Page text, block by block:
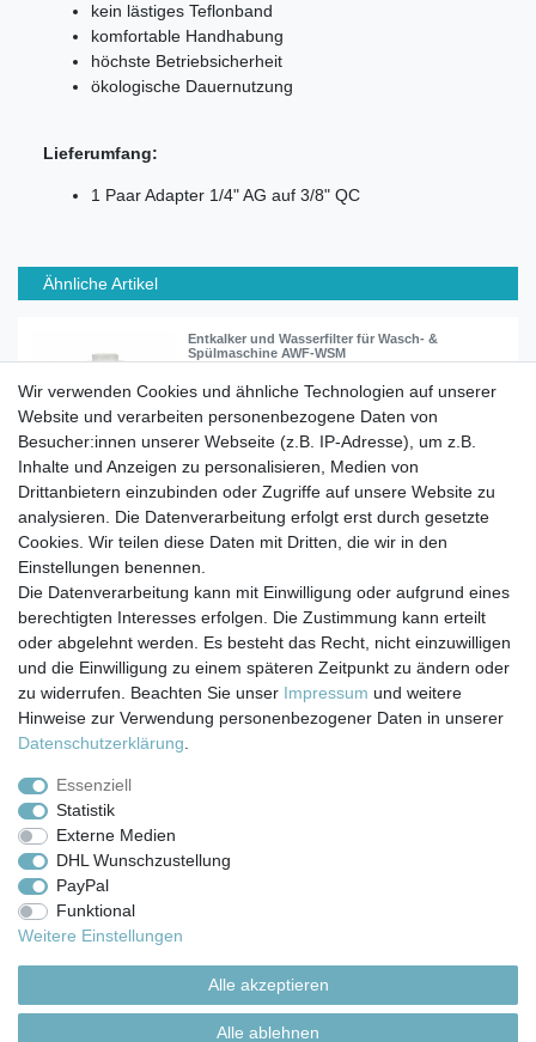
kein lästiges Teflonband
komfortable Handhabung
höchste Betriebsicherheit
ökologische Dauernutzung
Lieferumfang:
1 Paar Adapter 1/4" AG auf 3/8" QC
Ähnliche Artikel
Entkalker und Wasserfilter für Wasch- &
Spülmaschine AWF-WSM
17,90 € *
In den Warenkorb
*inkl. ges. MwSt.zzgl. Versandkosten
Impressum Daten­schutz­erklärung AGB
Barrierefreiheitserklärung Widerrufs­recht
Versand- & Zahlungsbedingungen
Wir verwenden Cookies und ähnliche Technologien auf unserer
Website und verarbeiten personenbezogene Daten von
Besucher:innen unserer Webseite (z.B. IP-Adresse), um z.B.
Inhalte und Anzeigen zu personalisieren, Medien von
Drittanbietern einzubinden oder Zugriffe auf unsere Website zu
analysieren. Die Datenverarbeitung erfolgt erst durch gesetzte
Cookies. Wir teilen diese Daten mit Dritten, die wir in den
Einstellungen benennen.
Die Datenverarbeitung kann mit Einwilligung oder aufgrund eines
berechtigten Interesses erfolgen. Die Zustimmung kann erteilt
oder abgelehnt werden. Es besteht das Recht, nicht einzuwilligen
und die Einwilligung zu einem späteren Zeitpunkt zu ändern oder
zu widerrufen. Beachten Sie unser Impressum und weitere
Hinweise zur Verwendung personenbezogener Daten in unserer
Daten­schutz­erklärung
Essenziell
Statistik
Externe Medien
DHL Wunschzustellung
PayPal
Funktional
Weitere Einstellungen
Alle akzeptieren
Alle ablehnen